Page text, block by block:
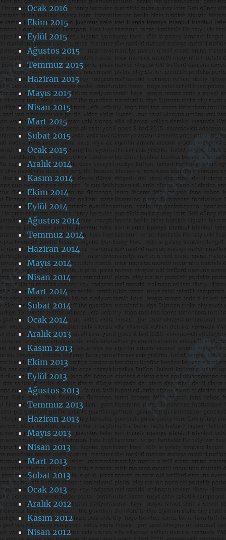
Ocak 2016
Ekim 2015
Eylül 2015
Ağustos 2015
Temmuz 2015
Haziran 2015
Mayıs 2015
Nisan 2015
Mart 2015
Şubat 2015
Ocak 2015
Aralık 2014
Kasım 2014
Ekim 2014
Eylül 2014
Ağustos 2014
Temmuz 2014
Haziran 2014
Mayıs 2014
Nisan 2014
Mart 2014
Şubat 2014
Ocak 2014
Aralık 2013
Kasım 2013
Ekim 2013
Eylül 2013
Ağustos 2013
Temmuz 2013
Haziran 2013
Mayıs 2013
Nisan 2013
Mart 2013
Şubat 2013
Ocak 2013
Aralık 2012
Kasım 2012
Nisan 2012